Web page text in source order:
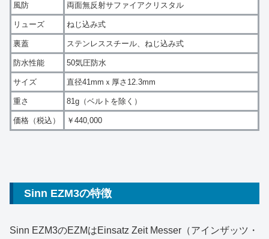
風防 両面無反射サファイアクリスタル
リューズ ねじ込み式
裏蓋 ステンレススチール、ねじ込み式
防水性能 50気圧防水
サイズ 直径41mmｘ厚さ12.3mm
重さ 81g（ベルトを除く）
価格（税込） ￥440,000
Sinn EZM3の特徴
Sinn EZM3のEZMはEinsatz Zeit Messer（アインザッツ・